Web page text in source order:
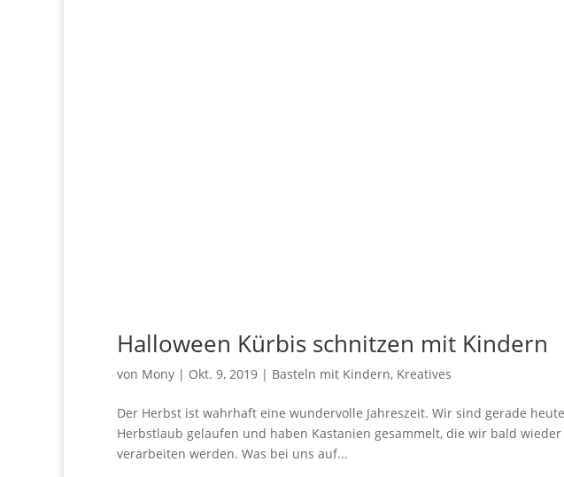
Halloween Kürbis schnitzen mit Kindern
von Mony | Okt. 9, 2019 | Basteln mit Kindern, Kreatives
Der Herbst ist wahrhaft eine wundervolle Jahreszeit. Wir sind gerade
Herbstlaub gelaufen und haben Kastanien gesammelt, die wir bald
verarbeiten werden. Was bei uns auf...